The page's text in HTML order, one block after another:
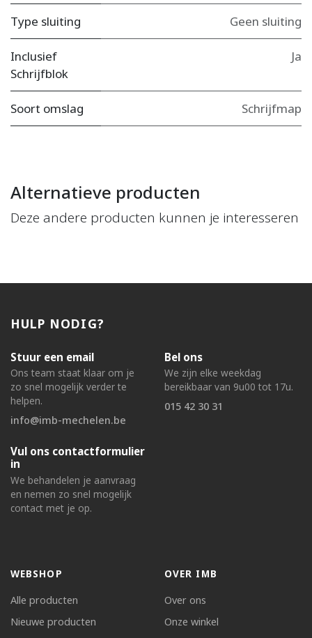
Type sluiting Geen sluiting
Inclusief
Schrijfblok
Ja
Soort omslag Schrijfmap
Alternatieve producten
Deze andere producten kunnen je interesseren
HULP NODIG?
Stuur een email
Ons team staat klaar om je
zo snel mogelijk verder te
helpen.
info@imb-mechelen.be
Bel ons
We zijn elke weekdag
bereikbaar van 9u00 tot 17u.
015 42 30 31
Vul ons contactformulier
in
We behandelen je aanvraag
en nemen zo snel mogelijk
contact met je op.
WEBSHOP
Alle producten
Nieuwe producten
OVER IMB
Over ons
Onze winkel